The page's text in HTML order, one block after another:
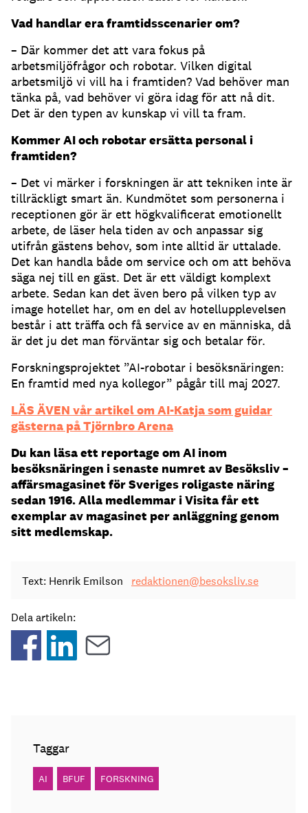
Vad handlar era framtidsscenarier om?
– Där kommer det att vara fokus på
arbetsmiljöfrågor och robotar. Vilken digital
arbetsmiljö vi vill ha i framtiden? Vad behöver man
tänka på, vad behöver vi göra idag för att nå dit.
Det är den typen av kunskap vi vill ta fram.
Kommer AI och robotar ersätta personal i
framtiden?
– Det vi märker i forskningen är att tekniken inte är
tillräckligt smart än. Kundmötet som personerna i
receptionen gör är ett högkvalificerat emotionellt
arbete, de läser hela tiden av och anpassar sig
utifrån gästens behov, som inte alltid är uttalade.
Det kan handla både om service och om att behöva
säga nej till en gäst. Det är ett väldigt komplext
arbete. Sedan kan det även bero på vilken typ av
image hotellet har, om en del av hotellupplevelsen
består i att träffa och få service av en människa, då
är det ju det man förväntar sig och betalar för.
Forskningsprojektet ”AI-robotar i besöksnäringen:
En framtid med nya kollegor” pågår till maj 2027.
LÄS ÄVEN vår artikel om AI-Katja som guidar
gästerna på Tjörnbro Arena
Du kan läsa ett reportage om AI inom
besöksnäringen i senaste numret av Besöksliv –
affärsmagasinet för Sveriges roligaste näring
sedan 1916. Alla medlemmar i Visita får ett
exemplar av magasinet per anläggning genom
sitt medlemskap.
Text: Henrik Emilson redaktionen@besoksliv.se
Dela artikeln:
Taggar
AI BFUF FORSKNING